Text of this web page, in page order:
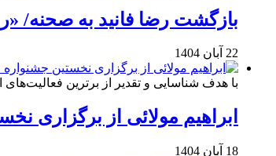
بازگشت رضا فانید به صحنه/
22 آبان 1404
با هدف شناسایی و تقدیر از برترین فعالیت‌های
ابراهیم مولائی از برگزاری
18 آبان 1404